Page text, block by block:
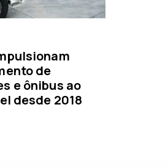
de
e ônibus ao
desde 2018